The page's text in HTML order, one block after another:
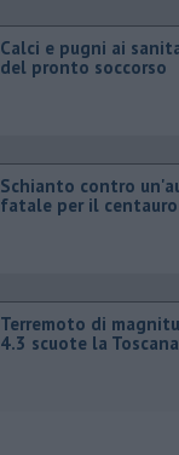
Calci e pugni ai
del pronto soccorso
Schianto contro
fatale per il centauro
Terremoto di
4.3 scuote la Toscana